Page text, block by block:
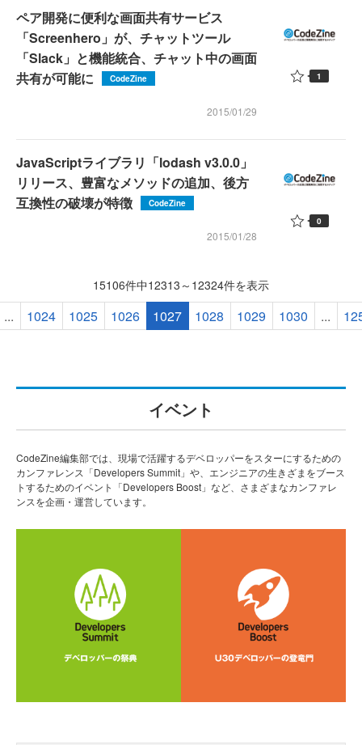
ペア開発に便利な画面共有サービス
「Screenhero」が、チャットツール
「Slack」と機能統合、チャット中の画面
共有が可能に
CodeZine
2015/01/29
1
JavaScriptライブラリ「lodash v3.0.0」
リリース、豊富なメソッドの追加、後方
互換性の破壊が特徴
CodeZine
2015/01/28
0
15106件中12313～12324件を表示
... 1024 1025 1026 1027 1028 1029 1030 ...
イベント
CodeZine編集部では、現場で活躍するデベロッパーをスターにするための
カンファレンス「Developers Summit」や、エンジニアの生きざまをブース
トするためのイベント「Developers Boost」など、さまざまなカンファレ
ンスを企画・運営しています。